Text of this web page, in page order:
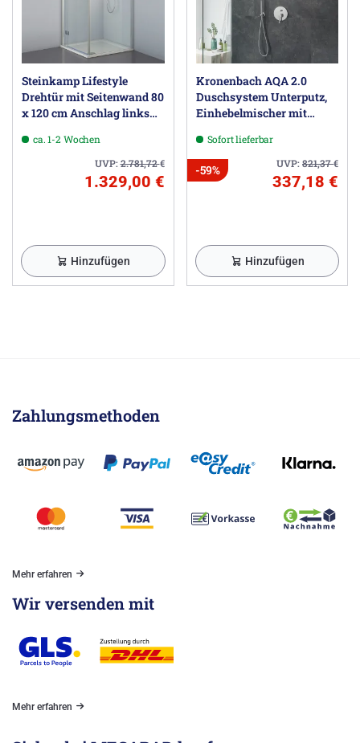
Steinkamp Lifestyle
Drehtür mit Seitenwand 80
x 120 cm Anschlag links
mattiert
ca. 1-2 Wochen
UVP:2.781,72€
1.329,00 €
Hinzufügen
Kronenbach AQA 2.0
Duschsystem Unterputz,
Einhebelmischer mit
Sofort lieferbar
UVP:821,37€
-59%
337,18 €
Hinzufügen
Zahlungsmethoden
Mehr erfahren
Wir versenden mit
Mehr erfahren